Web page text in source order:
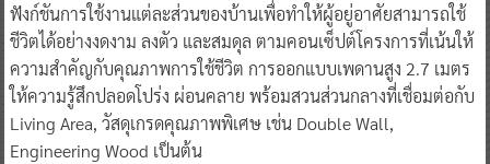
ฟังก์ชันการใช้งานแต่ละส่วนของบ้านเพื่อทำให้ผู้อยู่อาศัยสามารถใช้
ชีวิตได้อย่างงดงาม ลงตัว และสมดุล ตามคอนเซ็ปต์โครงการที่เน้นให้
ความสำคัญกับคุณภาพการใช้ชีวิต การออกแบบเพดานสูง 2.7 เมตร
ให้ความรู้สึกปลอดโปร่ง ผ่อนคลาย พร้อมสวนส่วนกลางที่เชื่อมต่อกับ
Living Area, วัสดุเกรดคุณภาพพิเศษ เช่น Double Wall,
Engineering Wood เป็นต้น